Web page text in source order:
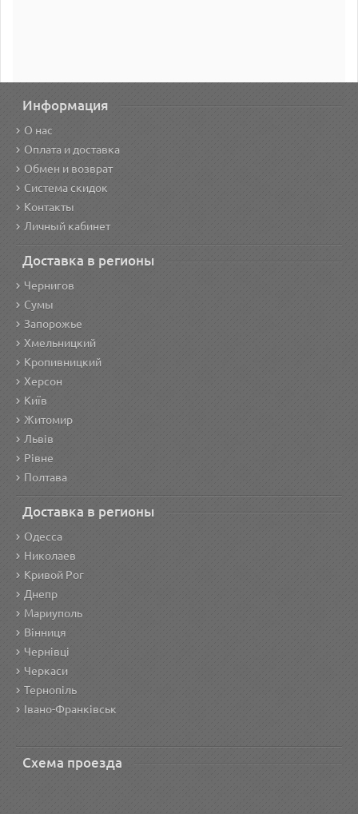
Информация
О нас
Оплата и доставка
Обмен и возврат
Система скидок
Контакты
Личный кабинет
Доставка в регионы
Чернигов
Сумы
Запорожье
Хмельницкий
Кропивницкий
Херсон
Київ
Житомир
Львів
Рівне
Полтава
Доставка в регионы
Одесса
Николаев
Кривой Рог
Днепр
Мариуполь
Вінниця
Чернівці
Черкаси
Тернопіль
Івано-Франківськ
Схема проезда